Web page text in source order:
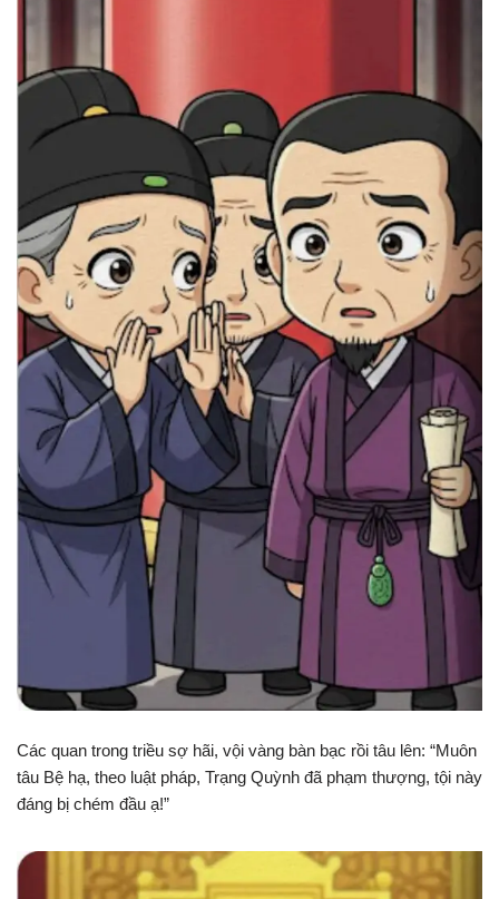
Các quan trong triều sợ hãi, vội vàng bàn bạc rồi tâu lên: “Muôn
tâu Bệ hạ, theo luật pháp, Trạng Quỳnh đã phạm thượng, tội này
đáng bị chém đầu ạ!”